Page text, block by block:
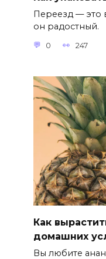
Переезд — это
он радостный.
0 247
Как
домашних
Вы любите